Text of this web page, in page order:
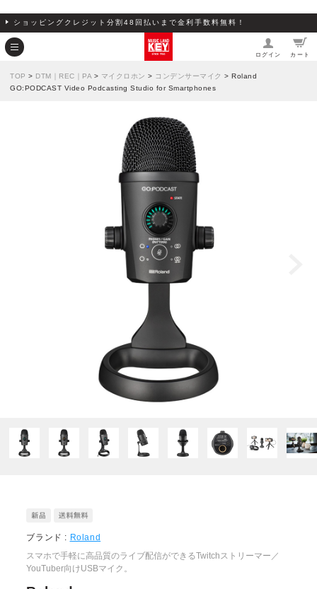
ショッピングクレジット分割48回払いまで金利手数料無料！
ログイン カート
TOP > DTM｜REC｜PA > マイクロホン > コンデンサーマイク > Roland
GO:PODCAST Video Podcasting Studio for Smartphones
ブランド : Roland
スマホで手軽に高品質のライブ配信ができるTwitchストリーマー／
YouTuber向けUSBマイク。